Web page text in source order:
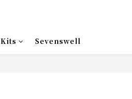
Kits Sevenswell